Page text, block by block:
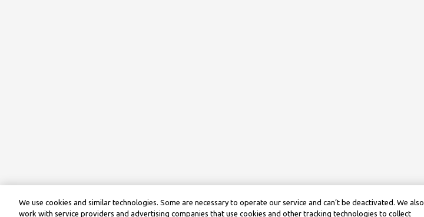
We use cookies and similar technologies. Some are necessary to operate our service and can’t be deactivated. We also
work with service providers and advertising companies that use cookies and other tracking technologies to collect